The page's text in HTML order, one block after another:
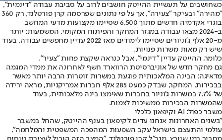
כשחושבים על תעשיית ההייטק חושבים לרוב על סביבת עבודה "דינמית",
"מהירה" ובעיקר "צעירה", אך על פי נתונים שפרסמה קרן פורטלנד, רק 360
בוגרי אקדמיה חדשים מתוך 6,500 שסיימו מקצועות מדעי המחשב
ב-2024 מצאו עבודה במגזר המחקר והפיתוח המקומי. המשמעות: יותר
מ-20 אלף ג'וניורים שסיימו לימודים מאז 2022 עדיין מחפשים עבודה, בעוד
שיש רק מאות משרות פנויות.
כלומר, ההייטק עדיין "דינמי", אבל כנראה שקצת פחות "צעיר".
גם מחקר חדש של אוניברסיטת הרווארד חשף לאחרונה את ממדי המגמה
מדאיגה: הבינה המלאכותית פוגעת במשרות זוטרות הרבה יותר מאשר
בבכירות. המחקר, שבדק כמעט 285 אלף חברות אמריקניות, מראה ירידה
של 7.7% במשרות ג'וניור בחברות שאימצו בינה מלאכותית, בעוד
שהמשרות הבכירות ממשיכות לצמוח.
משבר כפול: AI וקיפאון כלכלי
"בשנים האחרונות אנחנו עדים לקיפאון בענף ההייטק, שהחל במשבר
עולמי והתעצם בישראל עקב השפעות המהפכה המשפטית והמלחמה",